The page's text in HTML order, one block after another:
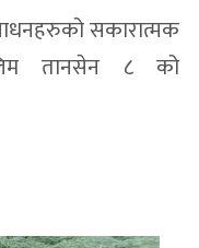
सकारात्मक
तानसेन ८ को